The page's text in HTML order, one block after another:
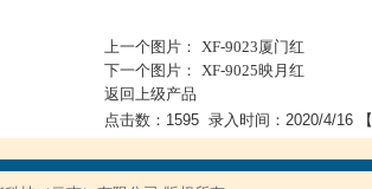
上一个图片： XF-9023厦门红
下一个图片： XF-9025映月红
返回上级产品
点击数：1595 录入时间：2020/4/16 【